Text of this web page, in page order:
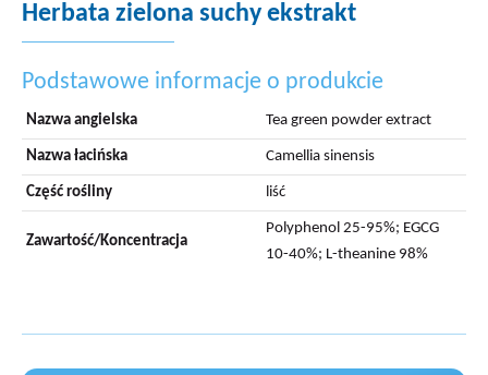
Herbata zielona suchy ekstrakt
Podstawowe informacje o produkcie
Nazwa angielska Tea green powder extract
Nazwa łacińska Camellia sinensis
Część rośliny liść
Zawartość/Koncentracja
Polyphenol 25-95%; EGCG
10-40%; L-theanine 98%